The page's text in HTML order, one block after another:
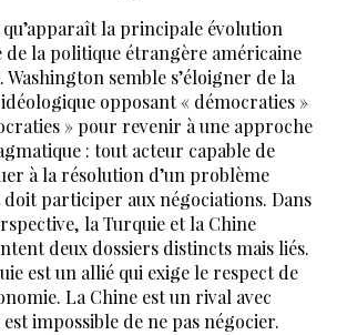
qu’apparaît la principale évolution
de la politique étrangère américaine
Washington semble s’éloigner de la
opposant « démocraties »
» pour revenir à une approche
: tout acteur capable de
à la résolution d’un problème
participer aux négociations. Dans
la Turquie et la Chine
deux dossiers distincts mais liés.
est un allié qui exige le respect de
La Chine est un rival avec
impossible de ne pas négocier.